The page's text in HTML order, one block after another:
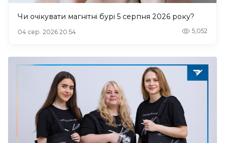
Чи очікувати магнітні бурі 5 серпня 2026 року?
04 сер. 2026 20:54 5,052